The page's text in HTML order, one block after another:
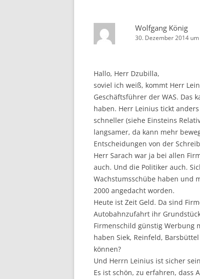
Wolfgang König
30. Dezember 2014
Hallo, Herr Dzubilla,
soviel ich weiß, kommt Herr
Geschäftsführer der WAS. Das
haben. Herr Leinius tickt
schneller (siehe Einsteins
langsamer, da kann mehr
Entscheidungen von der
Herr Sarach war ja bei allen
auch. Und die Politiker auch.
Wachstumsschübe haben und
2000 angedacht worden.
Heute ist Zeit Geld. Da sind
Autobahnzufahrt ihr
Firmenschild günstig Werbung
haben Siek, Reinfeld,
können?
Und Herrn Leinius ist sicher
Es ist schön, zu erfahren, dass